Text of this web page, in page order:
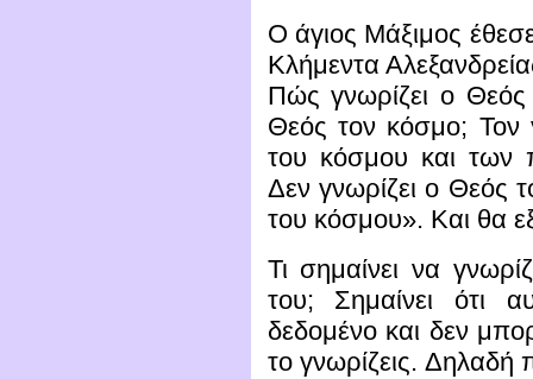
Ο άγιος Μάξιμος
Κλήμεντα
Πώς γνωρίζει ο
Θεός τον κόσμο; Τον
του κόσμου και των
Δεν γνωρίζει ο Θεός
του κόσμου». Και θα
Τι σημαίνει να
του; Σημαίνει ότι
δεδομένο και δεν
το γνωρίζεις. Δηλαδή